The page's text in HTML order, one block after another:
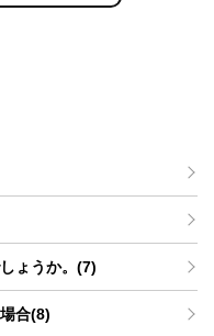
ょうか。(7)
合(8)